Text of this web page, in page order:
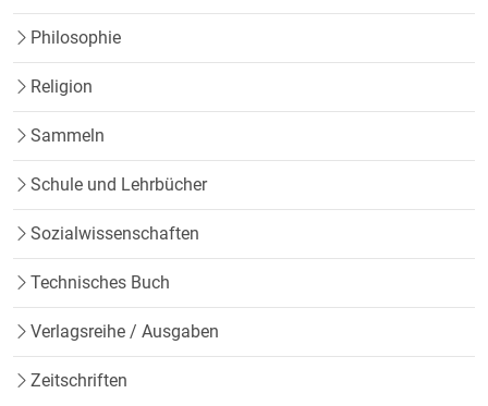
Philosophie
Religion
Sammeln
Schule und Lehrbücher
Sozialwissenschaften
Technisches Buch
Verlagsreihe / Ausgaben
Zeitschriften